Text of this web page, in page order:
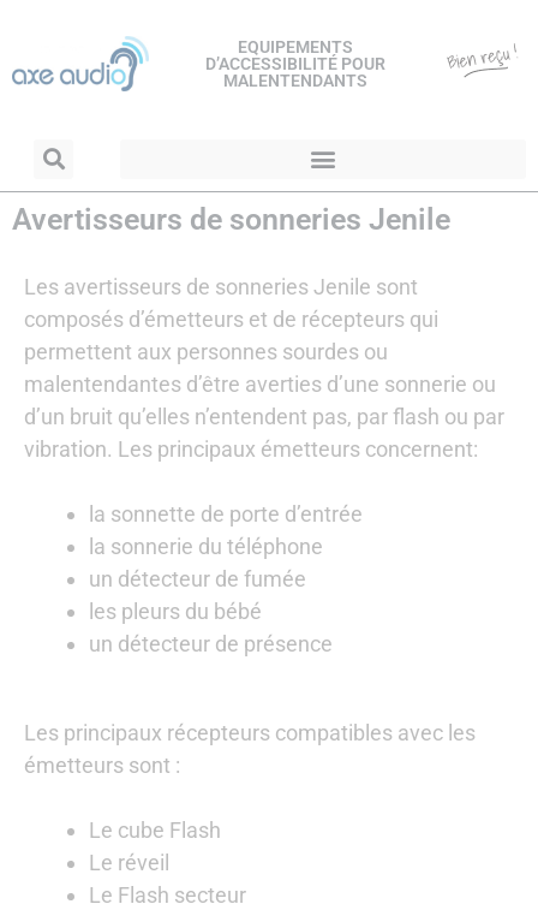
EQUIPEMENTS
D’ACCESSIBILITÉ POUR
MALENTENDANTS
Avertisseurs de sonneries Jenile
Les avertisseurs de sonneries Jenile sont
composés d’émetteurs et de récepteurs qui
permettent aux personnes sourdes ou
malentendantes d’être averties d’une sonnerie ou
d’un bruit qu’elles n’entendent pas, par flash ou par
vibration. Les principaux émetteurs concernent:
la sonnette de porte d’entrée
la sonnerie du téléphone
un détecteur de fumée
les pleurs du bébé
un détecteur de présence
Les principaux récepteurs compatibles avec les
émetteurs sont :
Le cube Flash
Le réveil
Le Flash secteur